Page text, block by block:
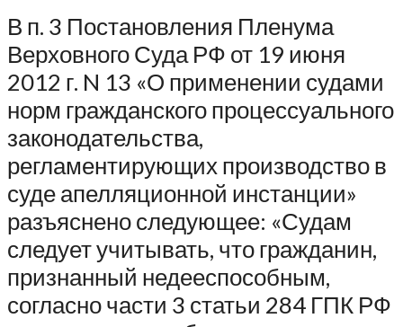
В п. 3 Постановления Пленума
Верховного Суда РФ от 19 июня
2012 г. N 13 «О применении судами
норм гражданского процессуального
законодательства,
регламентирующих производство в
суде апелляционной инстанции»
разъяснено следующее: «Судам
следует учитывать, что гражданин,
признанный недееспособным,
согласно части 3 статьи 284 ГПК РФ